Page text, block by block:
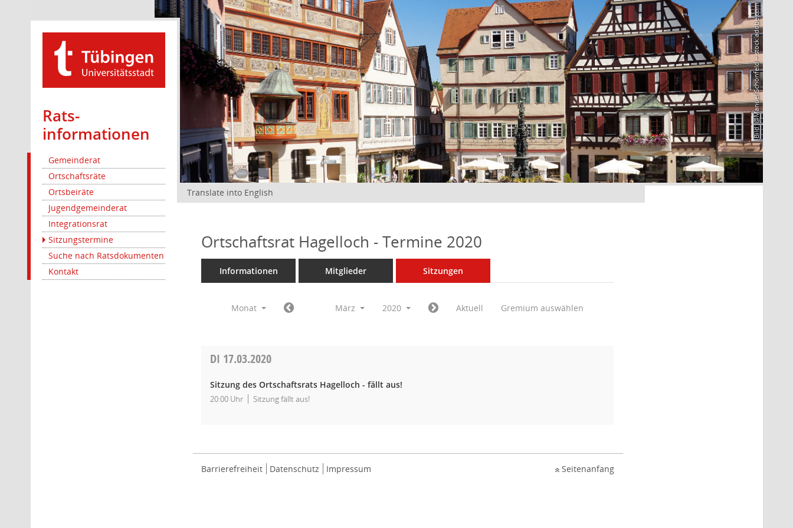
Rats­
informationen
Gemeinderat
Ortschaftsräte
Ortsbeiräte
Jugendgemeinderat
Integrationsrat
Sitzungstermine
Suche nach Ratsdokumenten
Kontakt
Bild: @Manuel Schönfeld – stock.adobe.com
Translate into English
Ortschaftsrat Hagelloch - Termine 2020
Informationen Mitglieder Sitzungen
Monat März 2020 Aktuell Gremium auswählen
DI 17.03.2020
Sitzung des Ortschaftsrats Hagelloch - fällt aus!
20:00 Uhr Sitzung fällt aus!
Barrierefreiheit Datenschutz Impressum Seitenanfang